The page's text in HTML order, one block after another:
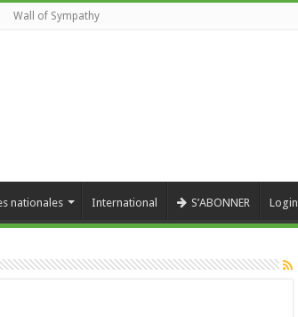
Wall of Sympathy
nationales International S’ABONNER Login